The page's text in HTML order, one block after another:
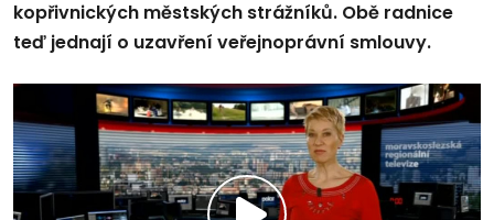
kopřivnických městských strážníků. Obě radnice
teď jednají o uzavření veřejnoprávní smlouvy.